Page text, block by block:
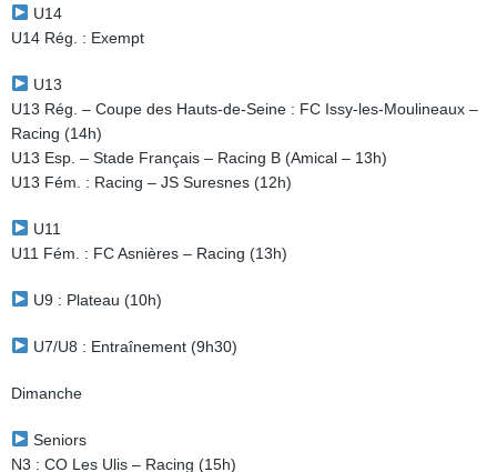
U14
U14 Rég. : Exempt
U13
U13 Rég. – Coupe des Hauts-de-Seine : FC Issy-les-Moulineaux –
Racing (14h)
U13 Esp. – Stade Français – Racing B (Amical – 13h)
U13 Fém. : Racing – JS Suresnes (12h)
U11
U11 Fém. : FC Asnières – Racing (13h)
U9 : Plateau (10h)
U7/U8 : Entraînement (9h30)
Dimanche
Seniors
N3 : CO Les Ulis – Racing (15h)